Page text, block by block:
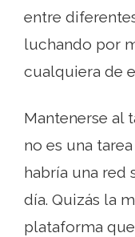
entre
luchando por
cualquiera de
Mantenerse al
no es una
habría una red
día. Quizás la
plataforma